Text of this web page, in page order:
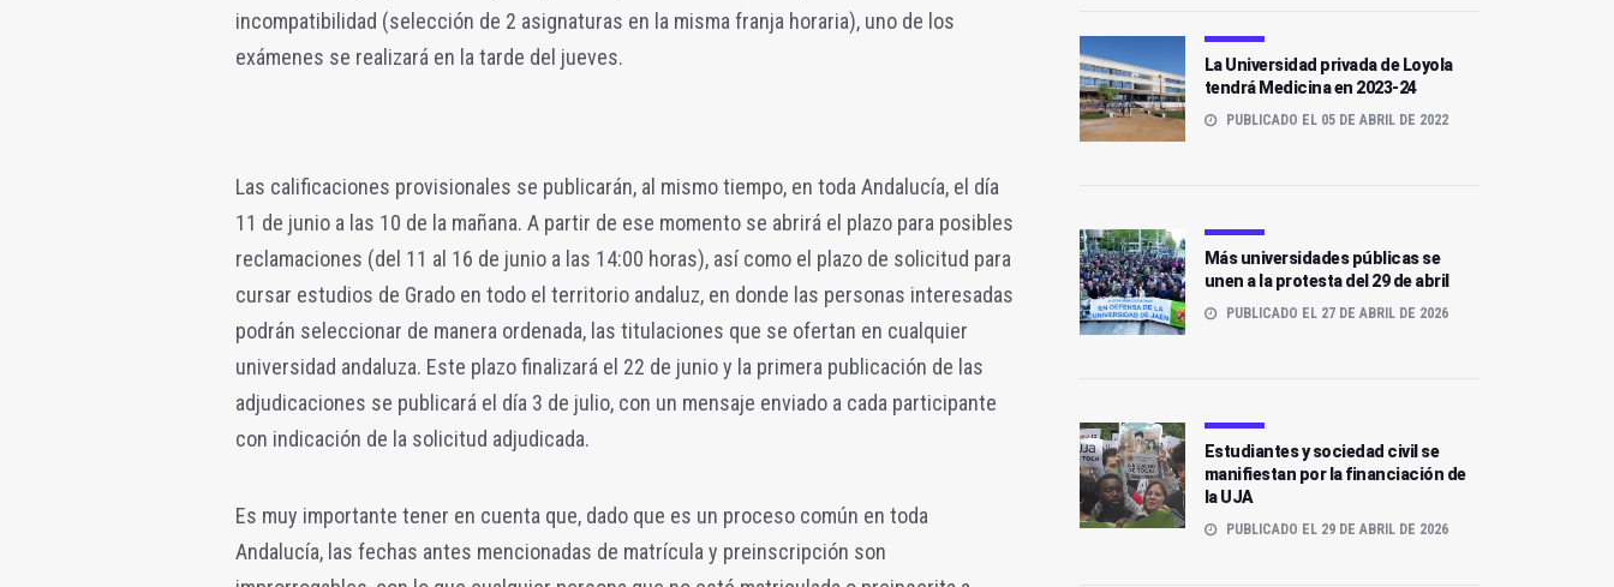
incompatibilidad (selección de 2 asignaturas en la misma franja horaria), uno de los
exámenes se realizará en la tarde del jueves.
Las calificaciones provisionales se publicarán, al mismo tiempo, en toda Andalucía, el día
11 de junio a las 10 de la mañana. A partir de ese momento se abrirá el plazo para posibles
reclamaciones (del 11 al 16 de junio a las 14:00 horas), así como el plazo de solicitud para
cursar estudios de Grado en todo el territorio andaluz, en donde las personas interesadas
podrán seleccionar de manera ordenada, las titulaciones que se ofertan en cualquier
universidad andaluza. Este plazo finalizará el 22 de junio y la primera publicación de las
adjudicaciones se publicará el día 3 de julio, con un mensaje enviado a cada participante
con indicación de la solicitud adjudicada.
Es muy importante tener en cuenta que, dado que es un proceso común en toda
Andalucía, las fechas antes mencionadas de matrícula y preinscripción son
La Universidad privada de Loyola
tendrá Medicina en 2023-24
PUBLICADO EL 05 DE ABRIL DE 2022
Más universidades públicas se
unen a la protesta del 29 de abril
PUBLICADO EL 27 DE ABRIL DE 2026
Estudiantes y sociedad civil se
manifiestan por la financiación de
la UJA
PUBLICADO EL 29 DE ABRIL DE 2026